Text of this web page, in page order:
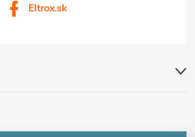
Eltrox.sk